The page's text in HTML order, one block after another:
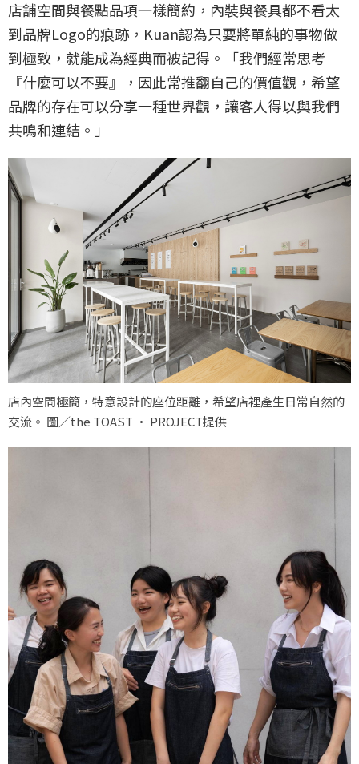
店舖空間與餐點品項一樣簡約，內裝與餐具都不看太
到品牌Logo的痕跡，Kuan認為只要將單純的事物做
到極致，就能成為經典而被記得。「我們經常思考
『什麼可以不要』，因此常推翻自己的價值觀，希望
品牌的存在可以分享一種世界觀，讓客人得以與我們
共鳴和連結。」
店內空間極簡，特意設計的座位距離，希望店裡產生日常自然的
交流。 圖／the TOAST · PROJECT提供